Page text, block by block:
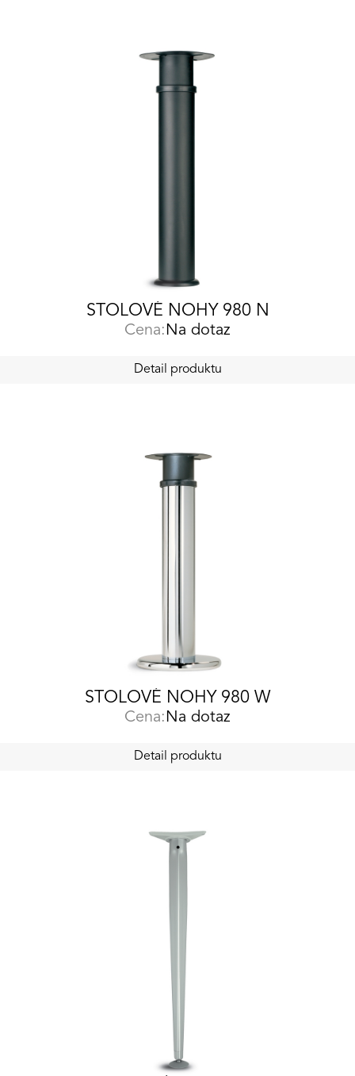
STOLOVÉ NOHY 980 N
Cena: Na dotaz
Detail produktu
STOLOVÉ NOHY 980 W
Cena: Na dotaz
Detail produktu